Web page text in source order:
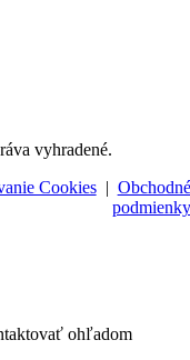
vyhradené.
Cookies| Obchodné
podmienky
ohľadom